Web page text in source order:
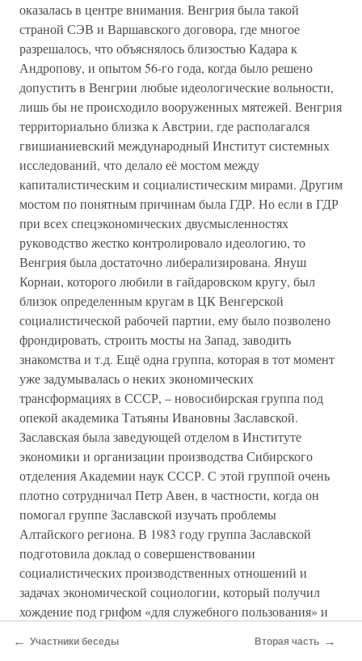
оказалась в центре внимания. Венгрия была такой
страной СЭВ и Варшавского договора, где многое
разрешалось, что объяснялось близостью Кадара к
Андропову, и опытом 56-го года, когда было решено
допустить в Венгрии любые идеологические вольности,
лишь бы не происходило вооруженных мятежей. Венгрия
территориально близка к Австрии, где располагался
гвишианиевский международный Институт системных
исследований, что делало её мостом между
капиталистическим и социалистическим мирами. Другим
мостом по понятным причинам была ГДР. Но если в ГДР
при всех спецэкономических двусмысленностях
руководство жестко контролировало идеологию, то
Венгрия была достаточно либерализирована. Януш
Корнаи, которого любили в гайдаровском кругу, был
близок определенным кругам в ЦК Венгерской
социалистической рабочей партии, ему было позволено
фрондировать, строить мосты на Запад, заводить
знакомства и т.д. Ещё одна группа, которая в тот момент
уже задумывалась о неких экономических
трансформациях в СССР, – новосибирская группа под
опекой академика Татьяны Ивановны Заславской.
Заславская была заведующей отделом в Институте
экономики и организации производства Сибирского
отделения Академии наук СССР. С этой группой очень
плотно сотрудничал Петр Авен, в частности, когда он
помогал группе Заславской изучать проблемы
Алтайского региона. В 1983 году группа Заславской
подготовила доклад о совершенствовании
социалистических производственных отношений и
задачах экономической социологии, который получил
хождение под грифом «для служебного пользования» и
«Новосибирский манифест» был опубликован. И там он
← Участники беседы Вторая часть →